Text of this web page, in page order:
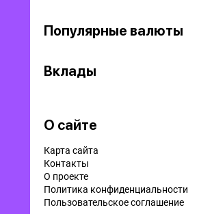
Популярные валюты
Вклады
О сайте
Карта сайта
Контакты
О проекте
Политика конфиденциальности
Пользовательское соглашение